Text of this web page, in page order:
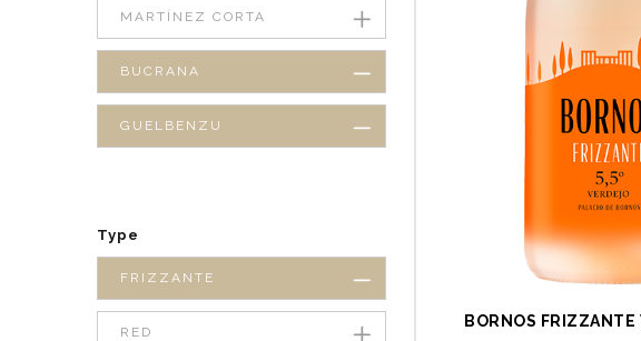
BORNOS FRIZZANTE
MARTÍNEZ CORTA
BUCRANA
GUELBENZU
Type
FRIZZANTE
RED